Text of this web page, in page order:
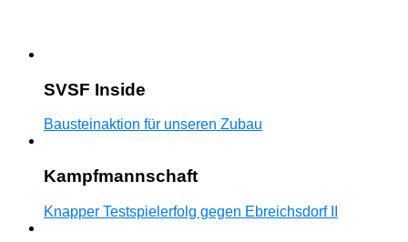
SVSF Inside
Bausteinaktion für unseren Zubau
Kampfmannschaft
Knapper Testspielerfolg gegen Ebreichsdorf II